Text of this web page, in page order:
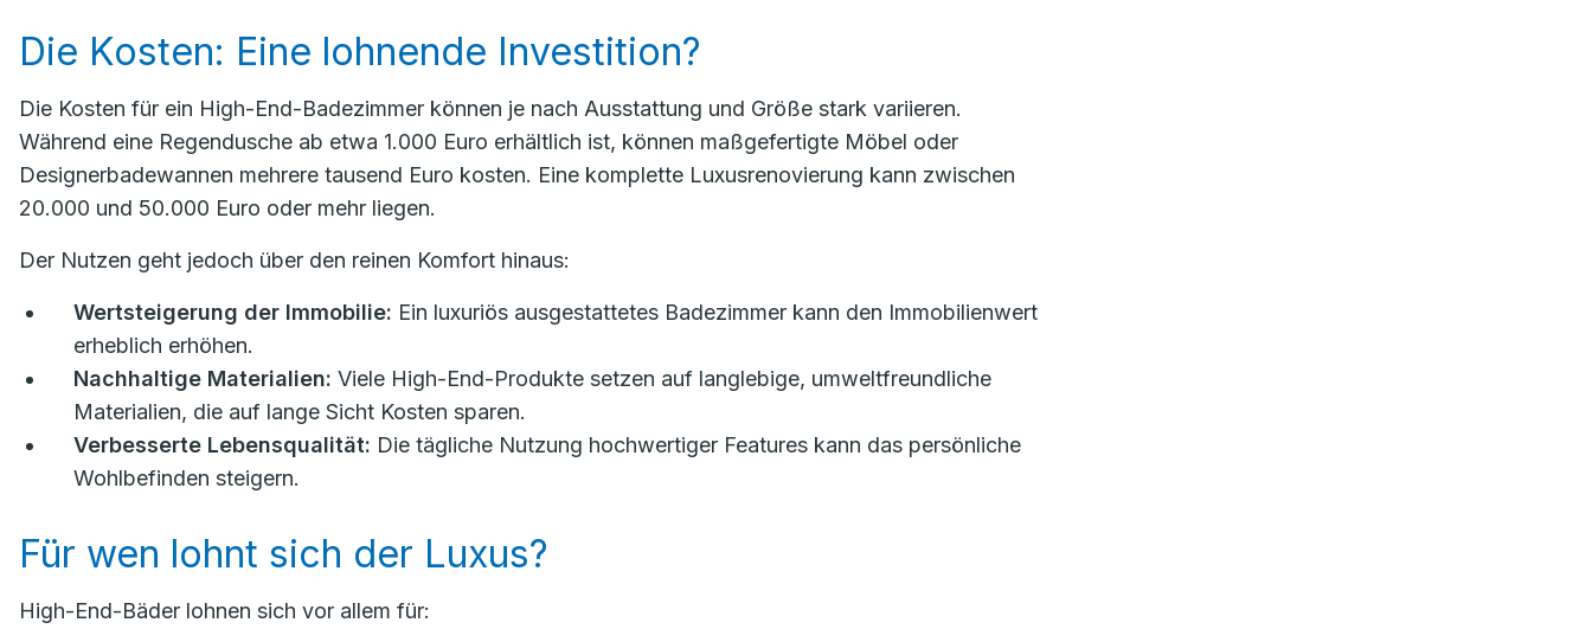
Die Kosten: Eine lohnende Investition?
Die Kosten für ein High-End-Badezimmer können je nach Ausstattung und Größe stark variieren.
Während eine Regendusche ab etwa 1.000 Euro erhältlich ist, können maßgefertigte Möbel oder
Designerbadewannen mehrere tausend Euro kosten. Eine komplette Luxusrenovierung kann zwischen
20.000 und 50.000 Euro oder mehr liegen.
Der Nutzen geht jedoch über den reinen Komfort hinaus:
Wertsteigerung der Immobilie: Ein luxuriös ausgestattetes Badezimmer kann den Immobilienwert
erheblich erhöhen.
Nachhaltige Materialien: Viele High-End-Produkte setzen auf langlebige, umweltfreundliche
Materialien, die auf lange Sicht Kosten sparen.
Verbesserte Lebensqualität: Die tägliche Nutzung hochwertiger Features kann das persönliche
Wohlbefinden steigern.
Für wen lohnt sich der Luxus?
High-End-Bäder lohnen sich vor allem für: